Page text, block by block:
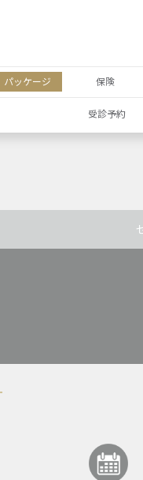
パッケージ 保険
受診予約